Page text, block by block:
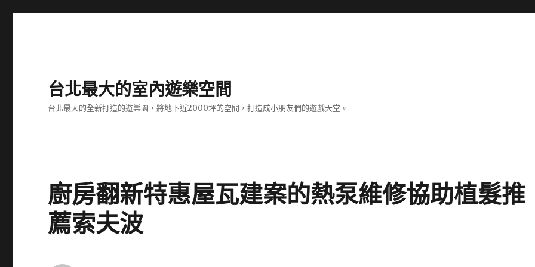
台北最大的室內遊樂空間
台北最大的全新打造的遊樂園，將地下近2000坪的空間，打造成小朋友們的遊戲天堂。
廚房翻新特惠屋瓦建案的熱泵維修協助植髮推
薦索夫波